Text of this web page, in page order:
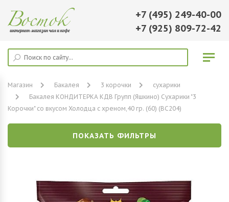
+7 (495) 249-40-00
+7 (925) 809-72-42
Магазин Бакалея 3 корочки
сухарики
Бакалея КОНДИТЕРКА КДВ Групп (Яшкино) Сухарики "3
Корочки" со вкусом Холодца с хреном,40 гр. (60) (ВС204)
ПОКАЗАТЬ ФИЛЬТРЫ